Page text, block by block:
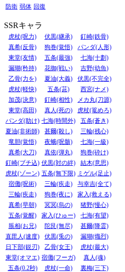
防衛 弱体 回復
SSRキャラ
虎杖(呪力) 伏黒(継承)
釘崎(鉄骨)
真希(反骨)
狗巻(覚悟)
パンダ(人形)
東堂(友情)
五条(最強)
七海(十劃)
漏瑚(矜持)
花御(戦い)
吉野(幼魚)
乙骨(力を)
夏油(大義)
伏黒(不完全)
虎杖(軽快)
五条(茈)
西宮(ナメ)
加茂(決意)
釘崎(相性)
メカ丸(刀源)
東堂(高田)
真人(死の)
虎杖(篭めろ)
パンダ(助け) 七海(時間外)
五条(蒼き)
夏油(非術師)
甚爾(殺し)
三輪(残心)
竜胆(覚悟)
夜蛾(呪骸)
七海(一級)
真希(大刀)
真依(弾丸)
狗巻(砕け)
釘崎(ブチ込) 伏黒(対の絆)
結木(意思)
虎杖(ゾーン) 五条(無下限) ミゲル(足止)
宿儺(呪術)
三輪(疾走)
与幸吉(全て)
三輪(疾走)
狗巻(夜に)
家入(救える)
真希(早朝)
冥冥(烏の)
猪野(慢心)
五条(覚醒)
家入(ひゅー)
七海(有望)
脹相(お兄)
陀艮(無尽)
甚爾(降霊)
直毘人(速度)
伏黒(兎の)
漏瑚(熾烈)
日下部(鋭刃)
乙骨(女王)
虎杖(最大)
東堂(オマエ) 宿儺(フーガ)
真人(魂)
五条(0.2秒)
虎杖(一命)
裏梅(三下)